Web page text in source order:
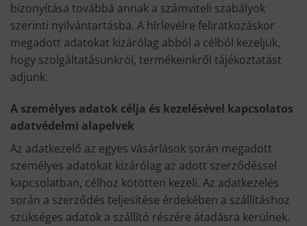
bizonyítása továbbá annak a számviteli szabályok
szerinti nyilvántartásba. A hírlevélre feliratkozáskor
megadott adatokat kizárólag abból a célból kezeljük,
hogy szolgáltatásunkról, termékeinkről tájékoztatást
adjunk.
A személyes adatok célja és kezelésével kapcsolatos
adatvédelmi alapelvek
Az adatkezelő az egyes vásárlások során megadott
személyes adatokat kizárólag az adott szerződéssel
kapcsolatban, célhoz kötötten kezeli. Az adatkezelés
során a szerződés teljesítése érdekében a szállításhoz
szükséges adatok a szállító részére átadásra kerülnek.